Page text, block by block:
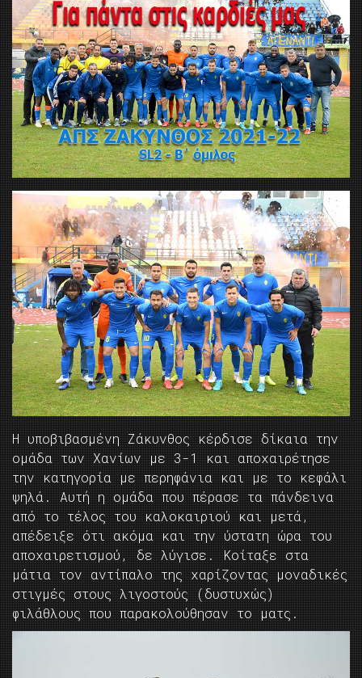
Η υποβιβασμένη Ζάκυνθος κέρδισε δίκαια την
ομάδα των Χανίων με 3-1 και αποχαιρέτησε
την κατηγορία με περηφάνια και με το κεφάλι
ψηλά. Αυτή η ομάδα που πέρασε τα πάνδεινα
από το τέλος του καλοκαιριού και μετά,
απέδειξε ότι ακόμα και την ύστατη ώρα του
αποχαιρετισμού, δε λύγισε. Κοίταξε στα
μάτια τον αντίπαλο της χαρίζοντας μοναδικές
στιγμές στους λιγοστούς (δυστυχώς)
φιλάθλους που παρακολούθησαν το ματς.